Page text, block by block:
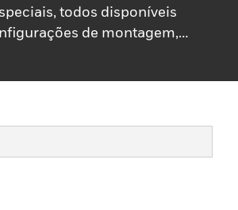
todos disponíveis
de montagem,
mercado. Os
Honeywell são